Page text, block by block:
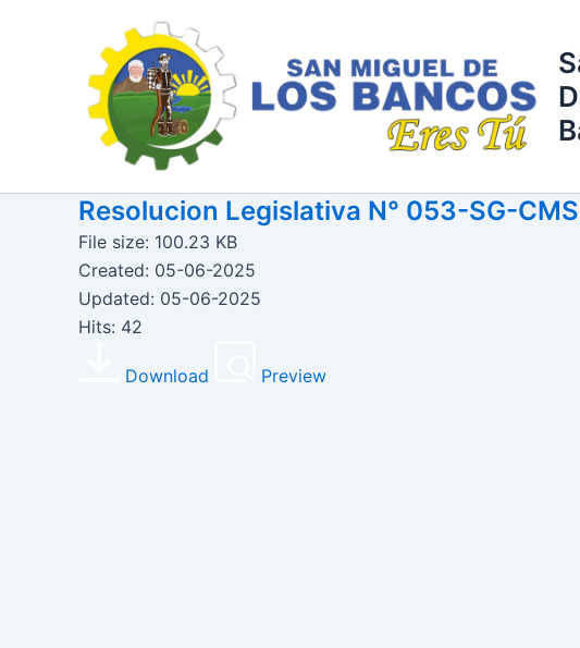
Resolucion Legislativa N° 053-SG-
File size: 100.23 KB
Created: 05-06-2025
Updated: 05-06-2025
Hits: 42
Download Preview